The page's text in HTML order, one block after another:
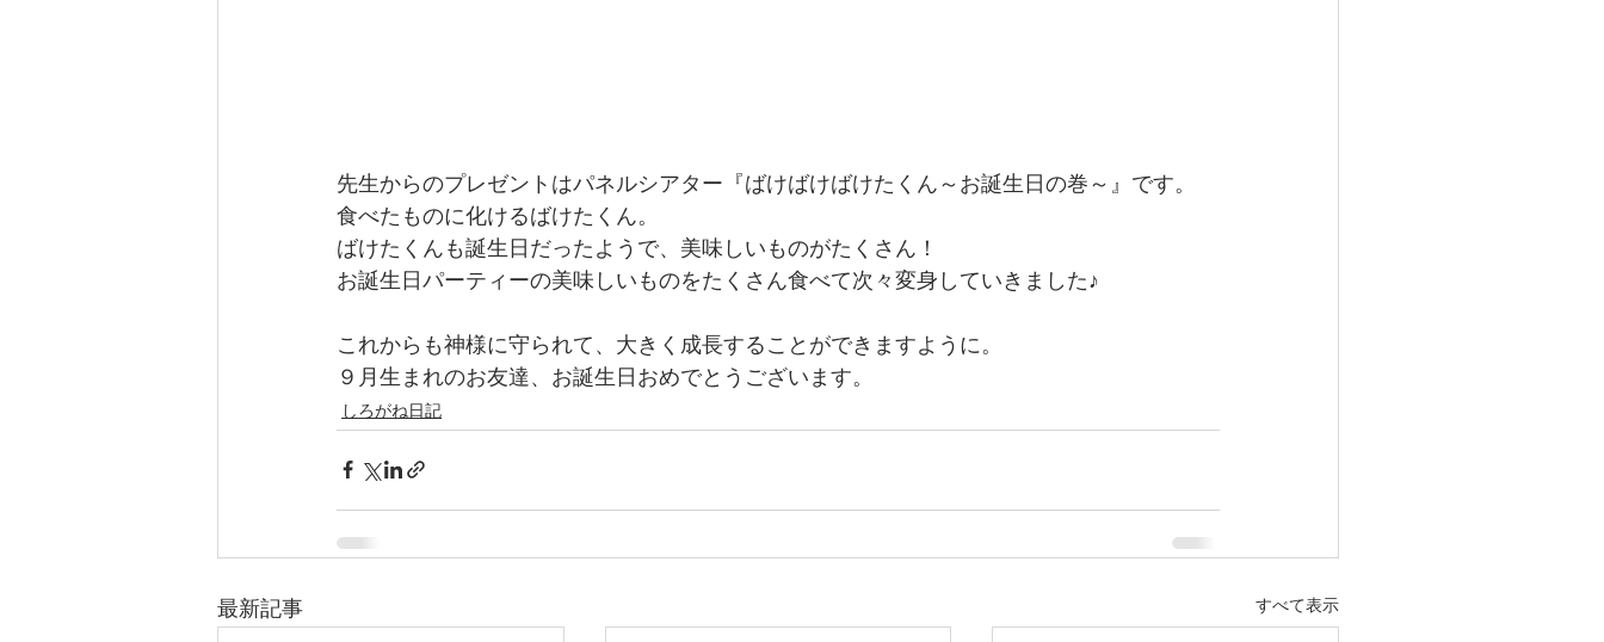
先生からのプレゼントはパネルシアター『ばけばけばけたくん～お誕生日の巻～』です。
食べたものに化けるばけたくん。
ばけたくんも誕生日だったようで、美味しいものがたくさん！
お誕生日パーティーの美味しいものをたくさん食べて次々変身していきました♪
これからも神様に守られて、大きく成長することができますように。
９月生まれのお友達、お誕生日おめでとうございます。
しろがね日記
最新記事 すべて表示